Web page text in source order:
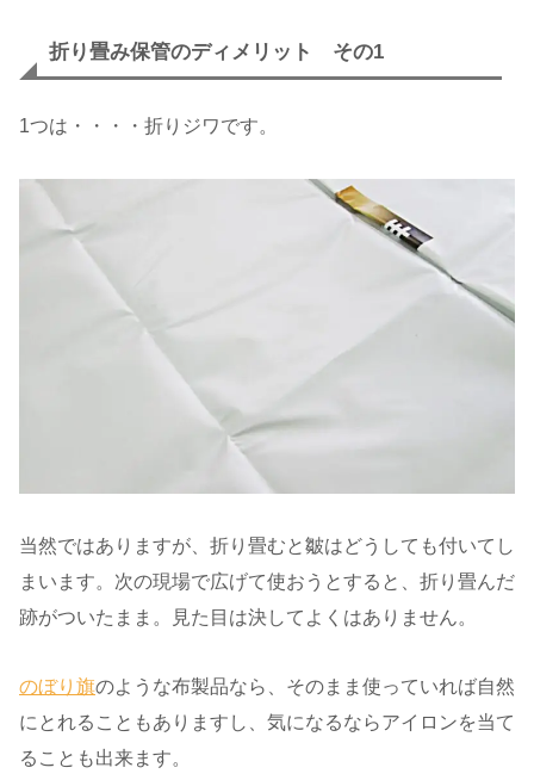
折り畳み保管のディメリット その1
1つは・・・・折りジワです。
当然ではありますが、折り畳むと皺はどうしても付いてし
まいます。次の現場で広げて使おうとすると、折り畳んだ
跡がついたまま。見た目は決してよくはありません。
のぼり旗のような布製品なら、そのまま使っていれば自然
にとれることもありますし、気になるならアイロンを当て
ることも出来ます。